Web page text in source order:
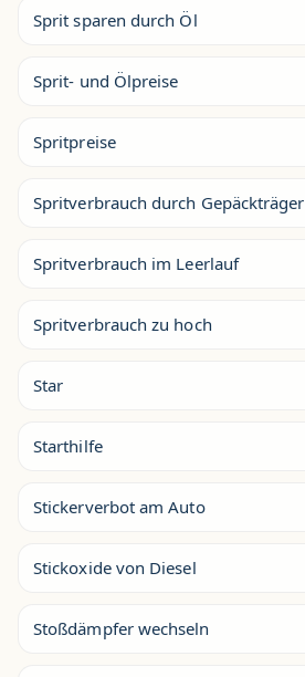
Sprit sparen durch Öl
Sprit- und Ölpreise
Spritpreise
Spritverbrauch durch Gepäckträger
Spritverbrauch im Leerlauf
Spritverbrauch zu hoch
Star
Starthilfe
Stickerverbot am Auto
Stickoxide von Diesel
Stoßdämpfer wechseln